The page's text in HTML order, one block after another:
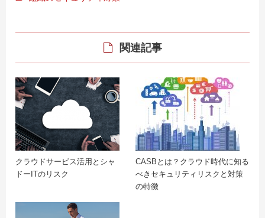
関連記事
クラウドサービス活用とシャ
ドーITのリスク
CASBとは？クラウド時代に知る
べきセキュリティリスクと対策
の特徴